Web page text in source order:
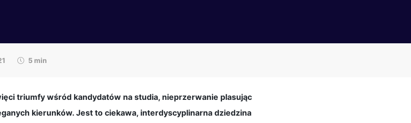
5 min
triumfy wśród kandydatów na studia, nieprzerwanie plasując
kierunków. Jest to ciekawa, interdyscyplinarna dziedzina